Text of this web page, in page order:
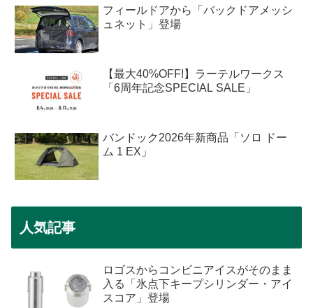
フィールドアから「バックドアメッシ
ュネット」登場
【最大40%OFF!】ラーテルワークス
「6周年記念SPECIAL SALE」
バンドック2026年新商品「ソロ ドー
ム 1 EX」
人気記事
ロゴスからコンビニアイスがそのまま
入る「氷点下キープシリンダー・アイ
スコア」登場